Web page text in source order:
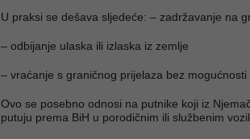
U praksi se dešava sljedeće: – zadržavanje na
– odbijanje ulaska ili izlaska iz zemlje
– vraćanje s graničnog prijelaza bez mogućnosti
Ovo se posebno odnosi na putnike koji iz
putuju prema BiH u porodičnim ili službenim